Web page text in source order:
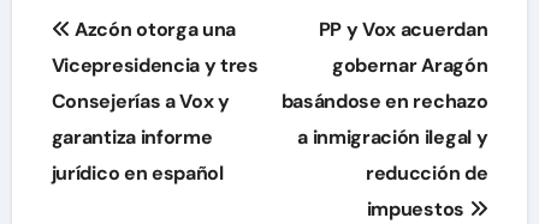
Navegación
de
entradas
Azcón otorga una
Vicepresidencia y tres
Consejerías a Vox y
garantiza informe
jurídico en español
PP y Vox acuerdan
gobernar Aragón
basándose en rechazo
a inmigración ilegal y
reducción de
impuestos